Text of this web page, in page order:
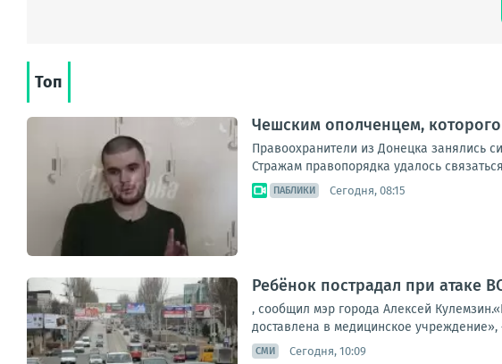
Топ
Чешским ополченцем,
Правоохранители из Донецка занялись
Стражам правопорядка удалось
ПАБЛИКИ Сегодня, 08:15
Ребёнок пострадал при атаке
, сообщил мэр города Алексей
доставлена в медицинское
СМИ Сегодня, 10:09